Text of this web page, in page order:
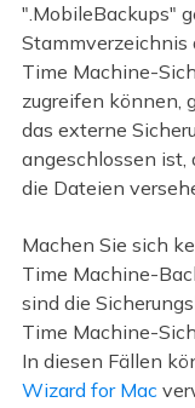
".MobileBackups"
Stammverzeichnis
Time Machine-
zugreifen können,
das externe
angeschlossen
die Dateien
Machen Sie sich
Time Machine-
sind die
Time Machine-
In diesen Fällen
Wizard for Mac